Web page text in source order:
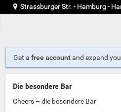
Strassburger Str. - Hamburg -
Get a free accountand expand
Die besondere Bar
Cheers – die besondere Bar